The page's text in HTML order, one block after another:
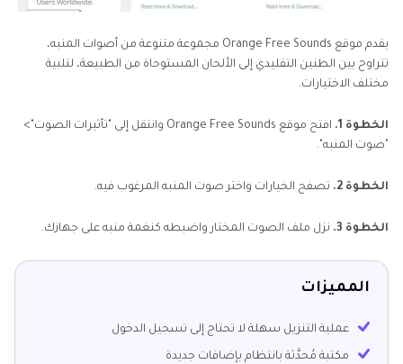
يقدم موقع Orange Free Sounds مجموعة متنوعة من أصوات المنبه،
تتراوح بين الطنين التقليدي إلى الألحان المستوحاة من الطبيعة، لتلبية
مختلف الاختيارات.
الخطوة 1.
افتح موقع Orange Free Sounds وانتقل إلى "تأثيرات الصوت">
"صوت المنبه".
الخطوة 2. تصفح الخيارات واختر صوت المنبه المرغوب فيه.
الخطوة 3. نزل ملف الصوت المختار واضبطه كنغمة منبه على جهازك.
المميزات
عملية التنزيل سهلة لا تحتاج إلى تسجيل الدخول
مكتبة مُحدَّثة بانتظام بإضافات جديدة